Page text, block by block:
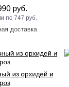
руб.
747 руб.
из орхидей и
роз